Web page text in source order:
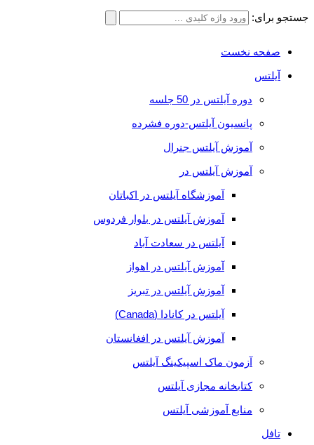
جستجو برای:
صفحه نخست
آیلتس
دوره آیلتس در 50 جلسه
پانسیون آیلتس-دوره فشرده
آموزش آیلتس جنرال
آموزش آیلتس در
آموزشگاه آیلتس در اکباتان
آموزش آیلتس در بلوار فردوس
آیلتس در سعادت آباد
آموزش آیلتس در اهواز
آموزش آیلتس در تبریز
آیلتس در کانادا (Canada)
آموزش آیلتس در افغانستان
آزمون ماک اسپیکینگ آیلتس
کتابخانه مجازی آیلتس
منابع آموزشی آیلتس
تافل